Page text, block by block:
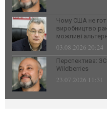
Чому США не
виробництво
можливі
03.08.2026 20:24
Перспектива:
Wildberries
23.07.2026 11:31